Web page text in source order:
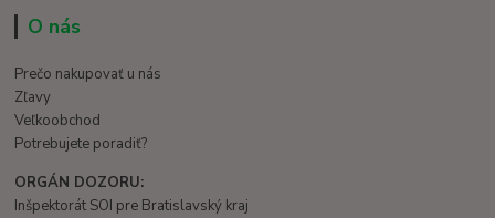
O nás
Prečo nakupovať u nás
Zľavy
Veľkoobchod
Potrebujete poradiť?
ORGÁN DOZORU:
Inšpektorát SOI pre Bratislavský kraj